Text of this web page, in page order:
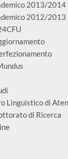
2013/2014
2012/2013
Linguistico di
di Ricerca